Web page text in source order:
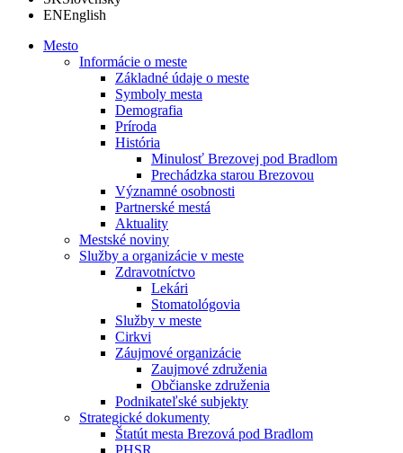
ENEnglish
Mesto
Informácie o meste
Základné údaje o meste
Symboly mesta
Demografia
Príroda
História
Minulosť Brezovej pod Bradlom
Prechádzka starou Brezovou
Významné osobnosti
Partnerské mestá
Aktuality
Mestské noviny
Služby a organizácie v meste
Zdravotníctvo
Lekári
Stomatológovia
Služby v meste
Cirkvi
Záujmové organizácie
Zaujmové združenia
Občianske združenia
Podnikateľské subjekty
Strategické dokumenty
Štatút mesta Brezová pod Bradlom
PHSR